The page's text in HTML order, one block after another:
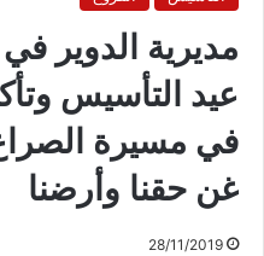
مديرية الدوير
عيد التأسيس
في مسيرة
غن حقنا وأرضنا
28/11/2019